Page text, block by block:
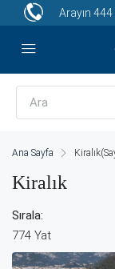
Arayın 444
Ana Sayfa Kiralık
Kiralık
774 Yat
Sırala: